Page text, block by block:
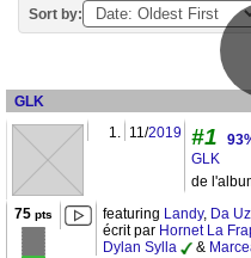
Sort by:
GLK
1. 11/2019 #1
GLK
de
75 pts featuring Landy, Da
écrit par Hornet La
Dylan Sylla
&